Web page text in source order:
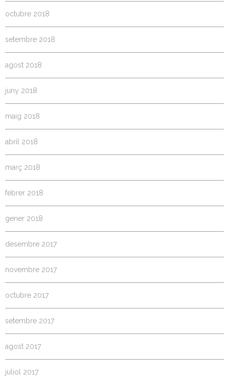
octubre 2018
setembre 2018
agost 2018
juny 2018
maig 2018
abril 2018
març 2018
febrer 2018
gener 2018
desembre 2017
novembre 2017
octubre 2017
setembre 2017
agost 2017
juliol 2017